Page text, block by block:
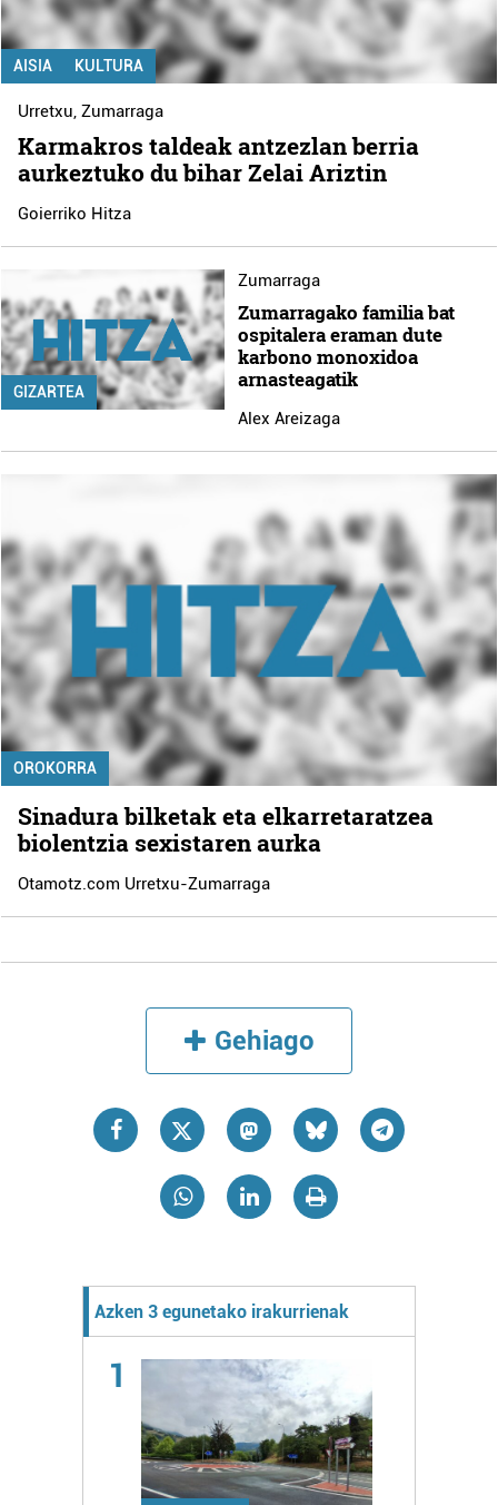
AISIA KULTURA
Urretxu,Zumarraga
Karmakros taldeak antzezlan berria
aurkeztuko du bihar Zelai Ariztin
Goierriko Hitza
GIZARTEA
Zumarraga
Zumarragako familia bat
ospitalera eraman dute
karbono monoxidoa
arnasteagatik
Alex Areizaga
OROKORRA
Sinadura bilketak eta elkarretaratzea
biolentzia sexistaren aurka
Otamotz.com Urretxu-Zumarraga
Gehiago
Azken 3 egunetako irakurrienak
1